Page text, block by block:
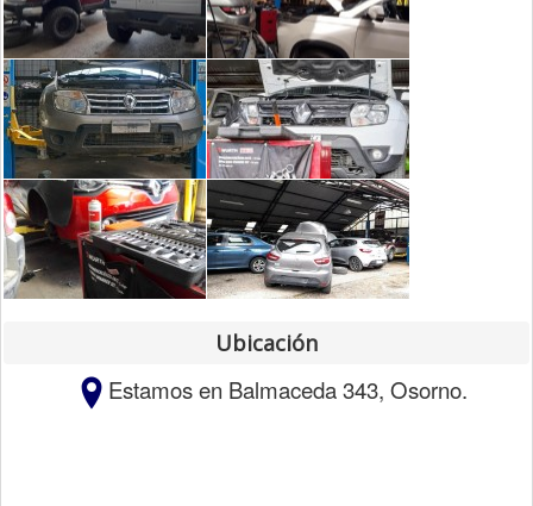
Ubicación
Estamosen Balmaceda 343, Osorno.